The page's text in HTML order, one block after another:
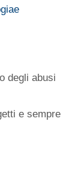
degli abusi
e sempre